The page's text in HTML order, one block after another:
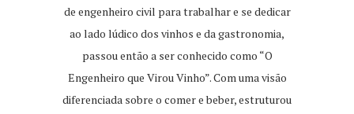
de engenheiro civil para trabalhar e se dedicar
ao lado lúdico dos vinhos e da gastronomia,
passou então a ser conhecido como “O
Engenheiro que Virou Vinho”. Com uma visão
diferenciada sobre o comer e beber, estruturou